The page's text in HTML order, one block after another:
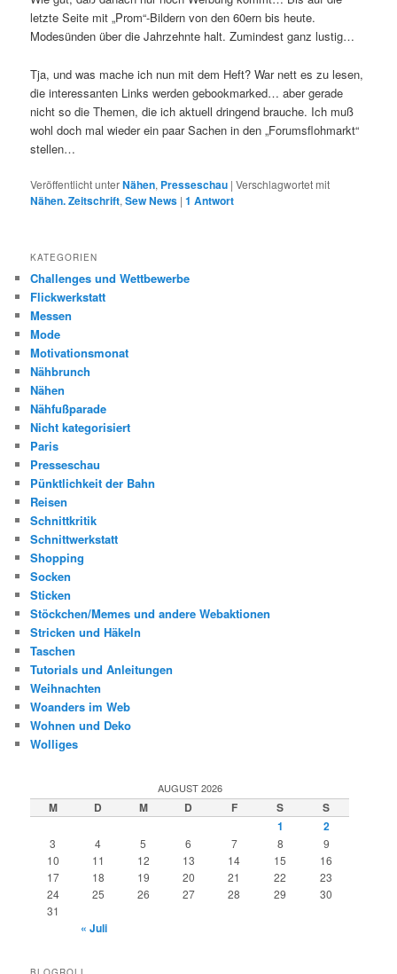
letzte Seite mit „Prom“-Bildern von den 60ern bis heute.
Modesünden über die Jahrzehnte halt. Zumindest ganz lustig…
Tja, und was mache ich nun mit dem Heft? War nett es zu lesen,
die interessanten Links werden gebookmarked… aber gerade
nicht so die Themen, die ich aktuell dringend brauche. Ich muß
wohl doch mal wieder ein paar Sachen in den „Forumsflohmarkt“
stellen…
Veröffentlicht unterNähen, Presseschau |Verschlagwortet mit
Nähen. Zeitschrift,Sew News |1 Antwort
KATEGORIEN
Challenges und Wettbewerbe
Flickwerkstatt
Messen
Mode
Motivationsmonat
Nähbrunch
Nähen
Nähfußparade
Nicht kategorisiert
Paris
Presseschau
Pünktlichkeit der Bahn
Reisen
Schnittkritik
Schnittwerkstatt
Shopping
Socken
Sticken
Stöckchen/Memes und andere Webaktionen
Stricken und Häkeln
Taschen
Tutorials und Anleitungen
Weihnachten
Woanders im Web
Wohnen und Deko
Wolliges
AUGUST 2026
M D M D F S
S
1
2
3 4 5 6 7 8
9
10
11 12 13 14 15
16
17
18 19 20 21 22
23
24
25 26 27 28 29
30
31
« Juli